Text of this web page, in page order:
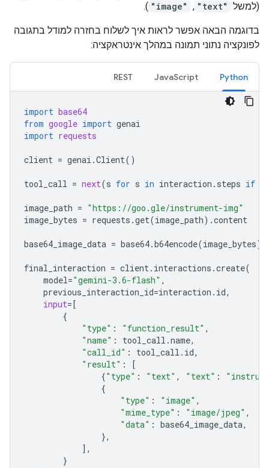
(למשל "text"
,‏
"image"
).
בדוגמה הבאה אפשר לראות איך לשלוח בחזרה למודל בתגובה
לפונקציה נתוני תמונה במהלך אינטראקציה:
Python
JavaScript
REST
import base64
from google import genai
import requests
client = genai .Client()
tool_call = next(s for s in interaction . steps if
image_path = "https://goo.gle/instrument-img"
image_bytes = requests .get(image_path) .content
base64_image_data = base64.b64encode(image_bytes)
final_interaction = client. interactions .create(
model="gemini-3.6-flash" ,
previous_interaction_id=interaction . id,
input= [
{
"type" : "function_result" ,
"name" : tool_call .name,
"call_id" : tool_call . id,
"result" :
[
{"type" : "text" , "text" :
{
"type" : "image" ,
"mime_type" : "image/jpeg" ,
"data" : base64_image_data,
},
],
}